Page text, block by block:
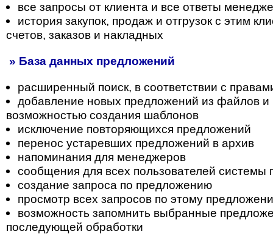
все запросы от клиента и все ответы
история закупок, продаж и отгрузок с этим
счетов, заказов и накладных
» База данных предложений
расширенный поиск, в соответствии с
добавление новых предложений из файлов
возможностью создания шаблонов
исключение повторяющихся предложений
перенос устаревших предложений в архив
напоминания для менеджеров
сообщения для всех пользователей
создание запроса по предложению
просмотр всех запросов по этому
возможность запомнить выбранные
последующей обработки